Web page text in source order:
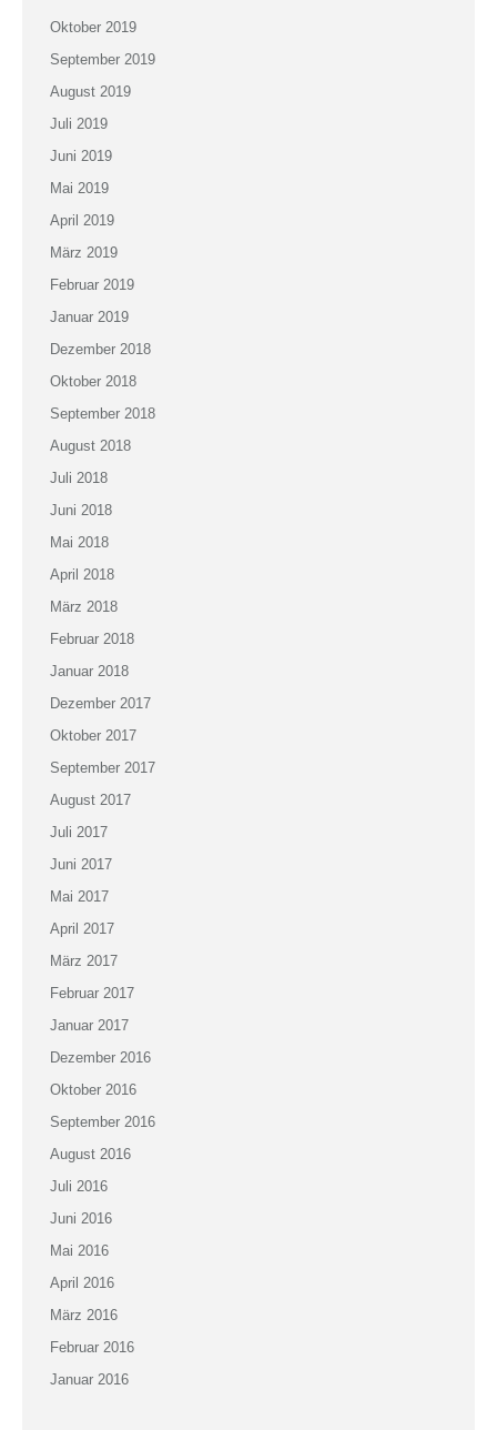
Oktober 2019
September 2019
August 2019
Juli 2019
Juni 2019
Mai 2019
April 2019
März 2019
Februar 2019
Januar 2019
Dezember 2018
Oktober 2018
September 2018
August 2018
Juli 2018
Juni 2018
Mai 2018
April 2018
März 2018
Februar 2018
Januar 2018
Dezember 2017
Oktober 2017
September 2017
August 2017
Juli 2017
Juni 2017
Mai 2017
April 2017
März 2017
Februar 2017
Januar 2017
Dezember 2016
Oktober 2016
September 2016
August 2016
Juli 2016
Juni 2016
Mai 2016
April 2016
März 2016
Februar 2016
Januar 2016